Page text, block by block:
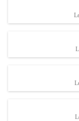
Maßnahmen zur
Rebe und der
Anhang VBl.
1 Seite•1,4 MB
VBl. EU Nr.